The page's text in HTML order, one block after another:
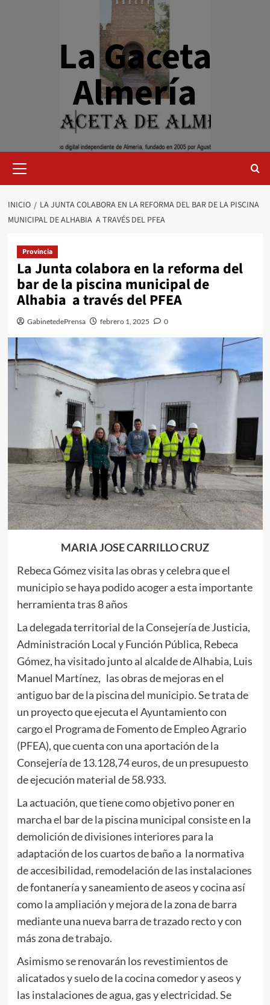
La Gaceta
Almería
primario
INICIO
LA JUNTA COLABORA EN LA REFORMA DEL BAR DE LA PISCINA
MUNICIPAL DE ALHABIA A TRAVÉS DEL PFEA
Provincia
La Junta colabora en la reforma del
bar de la piscina municipal de
Alhabia a través del PFEA
GabinetedePrensa febrero 1, 2025 0
MARIA JOSE CARRILLO CRUZ
Rebeca Gómez visita las obras y celebra que el
municipio se haya podido acoger a esta importante
herramienta tras 8 años
La delegada territorial de la Consejería de Justicia,
Administración Local y Función Pública, Rebeca
Gómez, ha visitado junto al alcalde de Alhabia, Luis
Manuel Martínez, las obras de mejoras en el
antiguo bar de la piscina del municipio. Se trata de
un proyecto que ejecuta el Ayuntamiento con
cargo el Programa de Fomento de Empleo Agrario
(PFEA), que cuenta con una aportación de la
Consejería de 13.128,74 euros, de un presupuesto
de ejecución material de 58.933.
La actuación, que tiene como objetivo poner en
marcha el bar de la piscina municipal consiste en la
demolición de divisiones interiores para la
adaptación de los cuartos de baño a la normativa
de accesibilidad, remodelación de las instalaciones
de fontanería y saneamiento de aseos y cocina así
como la ampliación y mejora de la zona de barra
mediante una nueva barra de trazado recto y con
más zona de trabajo.
Asimismo se renovarán los revestimientos de
alicatados y suelo de la cocina comedor y aseos y
las instalaciones de agua, gas y electricidad. Se